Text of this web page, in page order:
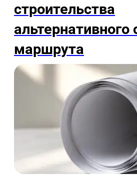
строительства
альтернативного
маршрута